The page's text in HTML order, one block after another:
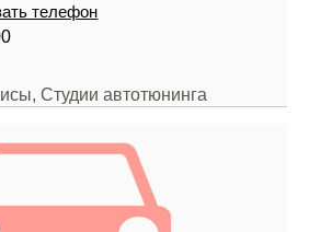
телефон
Студии автотюнинга